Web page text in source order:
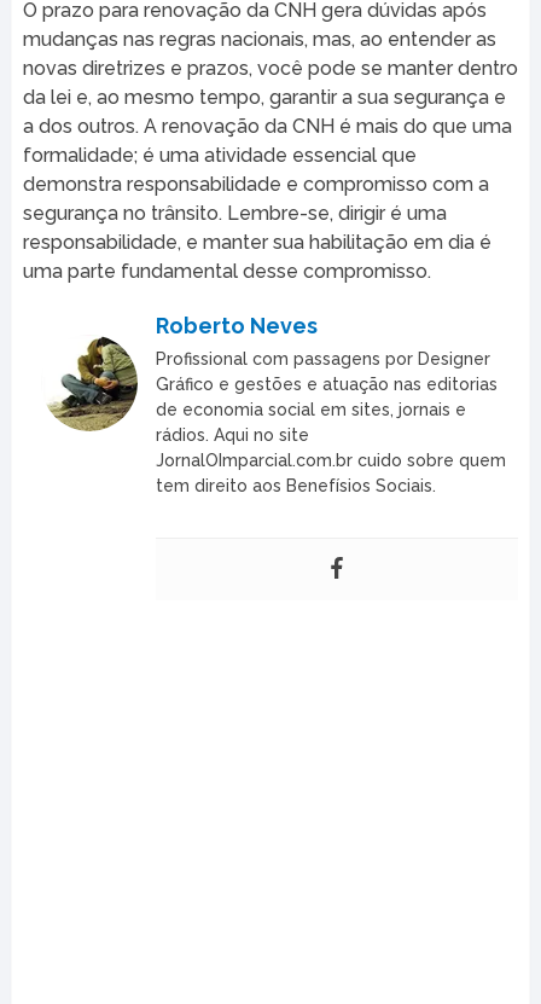
O prazo para renovação da CNH gera dúvidas após
mudanças nas regras nacionais, mas, ao entender as
novas diretrizes e prazos, você pode se manter dentro
da lei e, ao mesmo tempo, garantir a sua segurança e
a dos outros. A renovação da CNH é mais do que uma
formalidade; é uma atividade essencial que
demonstra responsabilidade e compromisso com a
segurança no trânsito. Lembre-se, dirigir é uma
responsabilidade, e manter sua habilitação em dia é
uma parte fundamental desse compromisso.
Roberto Neves
Profissional com passagens por Designer
Gráfico e gestões e atuação nas editorias
de economia social em sites, jornais e
rádios. Aqui no site
JornalOImparcial.com.br cuido sobre quem
tem direito aos Benefísios Sociais.